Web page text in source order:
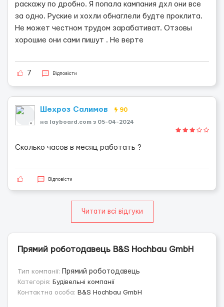
раскажу по дробно. Я попала кампания дхл они все
за одно. Руские и хохли обнаглели будте проклита.
Не может честном трудом зарабативат. Отзовы
хорошие они сами пишут . Не верте
7 Відповісти
Шехроз Салимов 90
на layboard.com з 05-04-2024
Сколько часов в месяц работать ?
Відповісти
Читати всі відгуки
Прямий роботодавець B&S Hochbau GmbH
Тип компанії:
Прямий роботодавець
Категорія: Будівельні компанії
Контактна особа: B&S Hochbau GmbH